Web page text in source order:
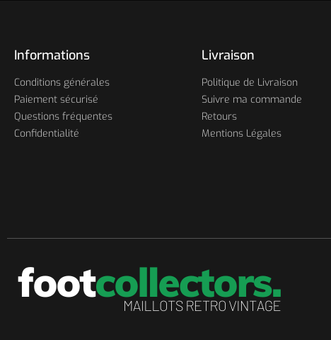
Informations
Conditions générales
Paiement sécurisé
Questions fréquentes
Confidentialité
Livraison
Politique de Livraison
Suivre ma commande
Retours
Mentions Légales